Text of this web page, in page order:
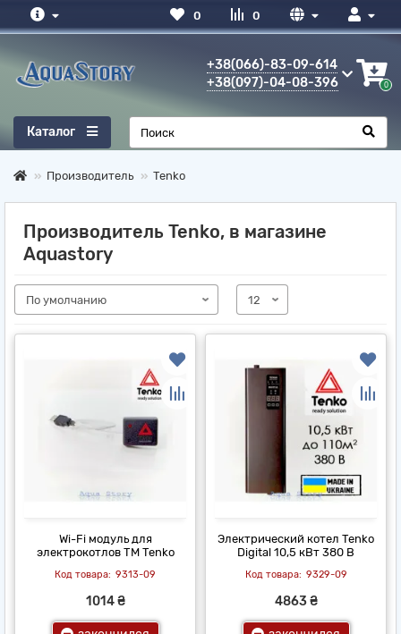
0
0
+38(066)-83-09-614
+38(097)-04-08-396
0
Каталог
Производитель Tenko
Производитель Tenko, в магазине
Aquastory
Wi-Fi модуль для
электрокотлов ТМ Tenko
9313-09
1014 ₴
Электрический котел Tenko
Digital 10,5 кВт 380 В
9329-09
4863 ₴